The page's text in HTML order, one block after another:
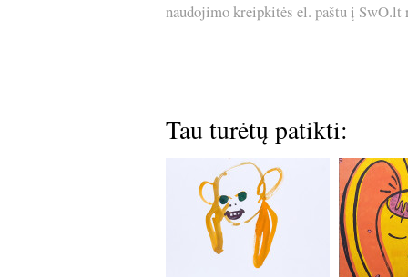
naudojimo kreipkitės el. paštu į
Tau turėtų patikti: